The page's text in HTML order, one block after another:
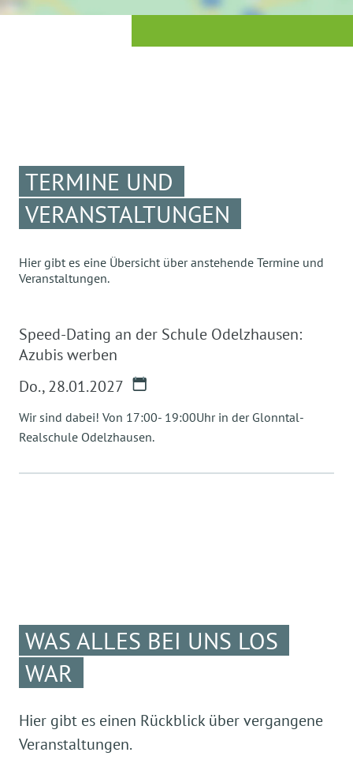
TERMINE UND
VERANSTALTUNGEN
Hier gibt es eine Übersicht über anstehende Termine und
Veranstaltungen.
Speed-Dating an der Schule Odelzhausen:
Azubis werben
Do.,28.01.2027
Wir sind dabei! Von 17:00- 19:00Uhr in der Glonntal-
Realschule Odelzhausen.
WAS ALLES BEI UNS LOS
WAR
Hier gibt es einen Rückblick über vergangene
Veranstaltungen.